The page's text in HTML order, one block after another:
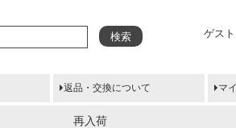
ゲス
検索
返品・交換について マ
再入荷